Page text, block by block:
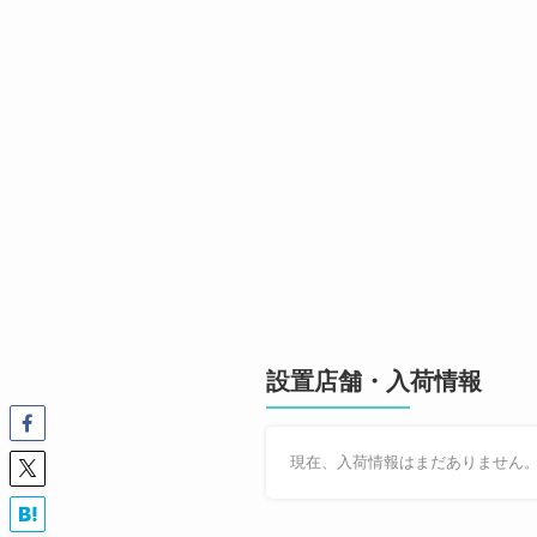
設置店舗・入荷情報
現在、入荷情報はまだありません